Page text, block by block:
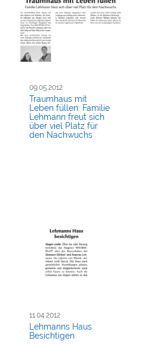
09.05.2012
Traumhaus mit
Leben füllen: Familie
Lehmann freut sich
über viel Platz für
den Nachwuchs
11.04.2012
Lehmanns Haus
Besichtigen